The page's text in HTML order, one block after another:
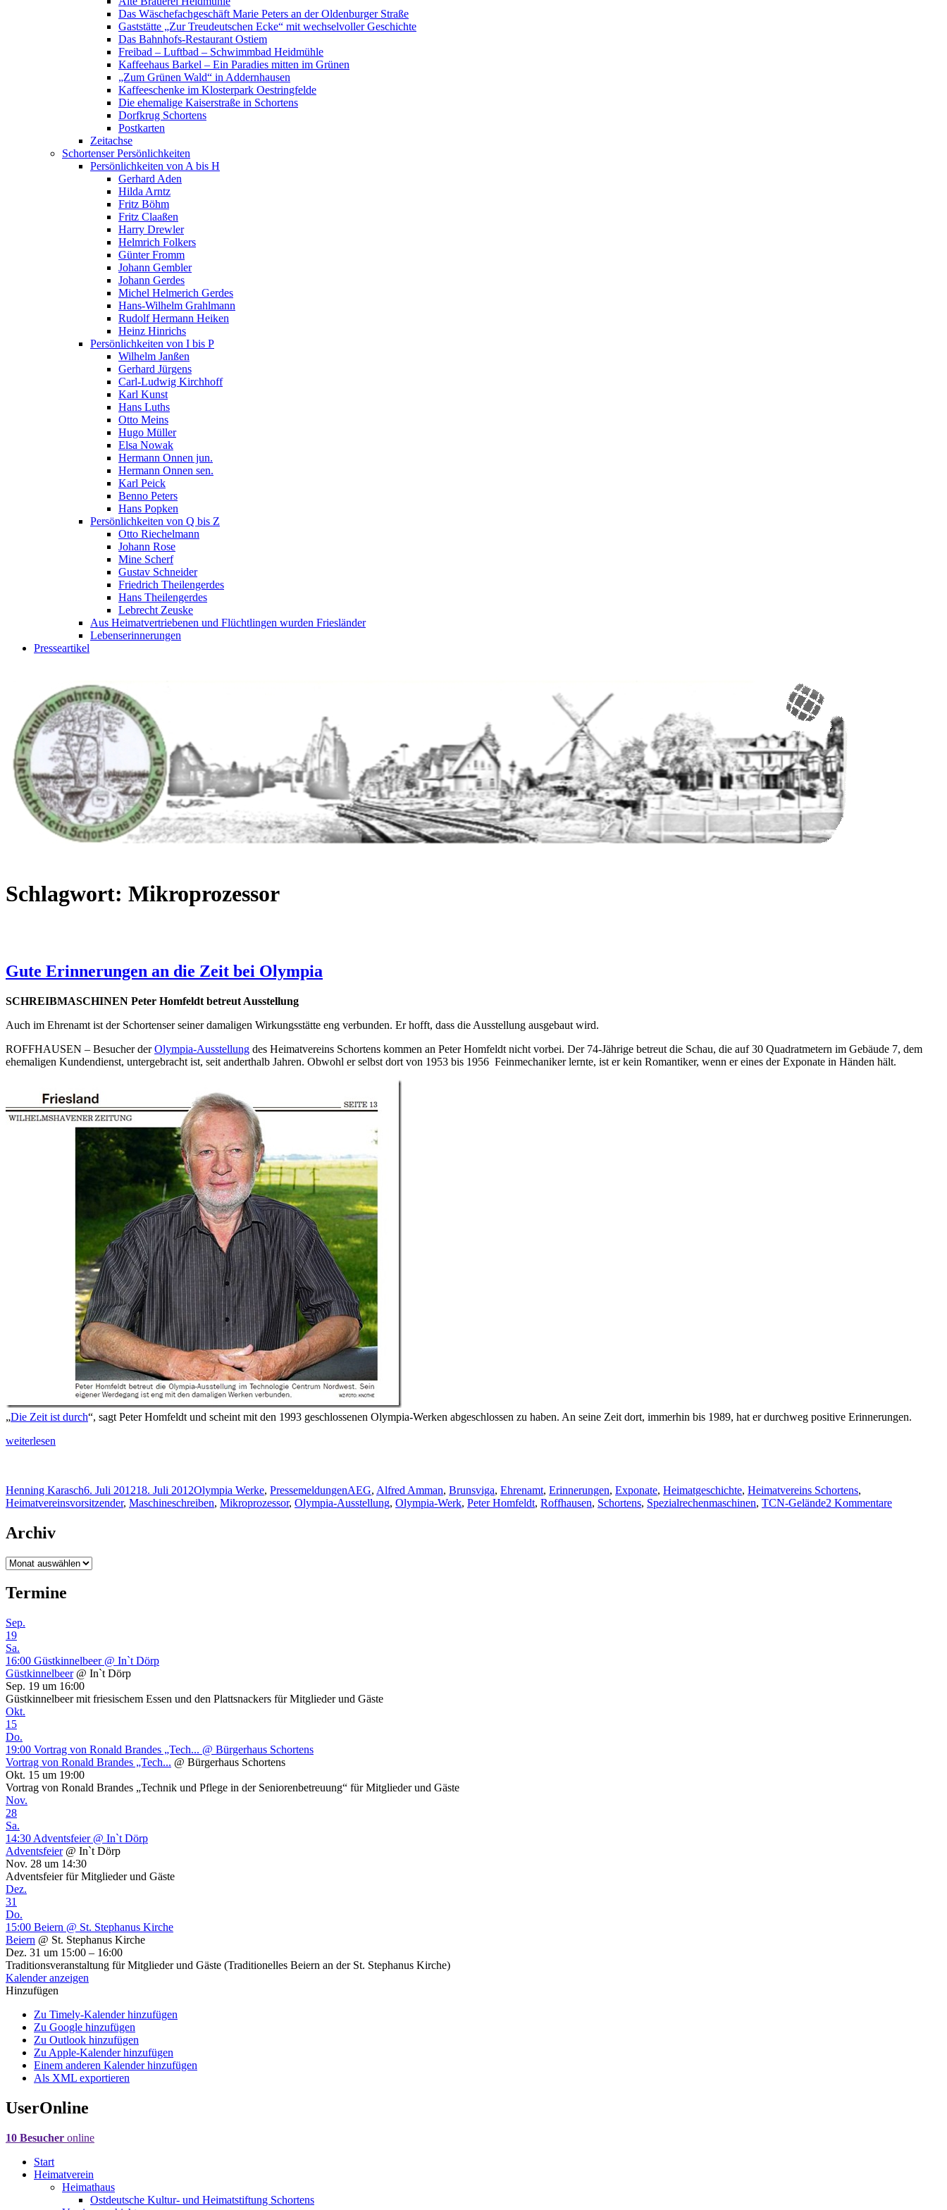
Das Wäschefachgeschäft Marie Peters an der Oldenburger Straße
Gaststätte „Zur Treudeutschen Ecke“ mit wechselvoller Geschichte
Das Bahnhofs-Restaurant Ostiem
Freibad – Luftbad – Schwimmbad Heidmühle
Kaffeehaus Barkel – Ein Paradies mitten im Grünen
„Zum Grünen Wald“ in Addernhausen
Kaffeeschenke im Klosterpark Oestringfelde
Die ehemalige Kaiserstraße in Schortens
Dorfkrug Schortens
Postkarten
Zeitachse
Schortenser Persönlichkeiten
Persönlichkeiten von A bis H
Gerhard Aden
Hilda Arntz
Fritz Böhm
Fritz Claaßen
Harry Drewler
Helmrich Folkers
Günter Fromm
Johann Gembler
Johann Gerdes
Michel Helmerich Gerdes
Hans-Wilhelm Grahlmann
Rudolf Hermann Heiken
Heinz Hinrichs
Persönlichkeiten von I bis P
Wilhelm Janßen
Gerhard Jürgens
Carl-Ludwig Kirchhoff
Karl Kunst
Hans Luths
Otto Meins
Hugo Müller
Elsa Nowak
Hermann Onnen jun.
Hermann Onnen sen.
Karl Peick
Benno Peters
Hans Popken
Persönlichkeiten von Q bis Z
Otto Riechelmann
Johann Rose
Mine Scherf
Gustav Schneider
Friedrich Theilengerdes
Hans Theilengerdes
Lebrecht Zeuske
Aus Heimatvertriebenen und Flüchtlingen wurden Friesländer
Lebenserinnerungen
Presseartikel
Schlagwort: Mikroprozessor
Gute Erinnerungen an die Zeit bei Olympia
SCHREIBMASCHINEN Peter Homfeldt betreut Ausstellung
Auch im Ehrenamt ist der Schortenser seiner damaligen Wirkungsstätte eng verbunden. Er hofft, dass die Ausstellung ausgebaut wird.
ROFFHAUSEN – Besucher derOlympia-Ausstellung des Heimatvereins Schortens kommen an Peter Homfeldt nicht vorbei. Der 74-Jährige betreut die Schau, die auf 30 Quadratmetern im Gebäude 7, dem
ehemaligen Kundendienst, untergebracht ist, seit anderthalb Jahren. Obwohl er selbst dort von 1953 bis 1956 Feinmechaniker lernte, ist er kein Romantiker, wenn er eines der Exponate in Händen hält.
„Die Zeit ist durch“, sagt Peter Homfeldt und scheint mit den 1993 geschlossenen Olympia-Werken abgeschlossen zu haben. An seine Zeit dort, immerhin bis 1989, hat er durchweg positive Erinnerungen.
„Gute
Zeit
bei
weiterlesen
Autor
Henning KaraschVeröffentlicht
am
6. Juli 201218. Juli 2012Kategorien
Olympia Werke, PressemeldungenSchlagwörter
AEG, Alfred Amman, Brunsviga, Ehrenamt, Erinnerungen, Exponate, Heimatgeschichte, Heimatvereins Schortens,
Heimatvereinsvorsitzender, Maschineschreiben, Mikroprozessor, Olympia-Ausstellung, Olympia-Werk, Peter Homfeldt, Roffhausen, Schortens, Spezialrechenmaschinen, TCN-Gelände2 Kommentarezu
Archiv
Archiv
Termine
Sep.
19
Sa.
16:00 Güstkinnelbeer @ In`t Dörp
Güstkinnelbeer @ In`t Dörp
Sep. 19 um 16:00
Güstkinnelbeer mit friesischem Essen und den Plattsnackers für Mitglieder und Gäste
Okt.
15
Do.
19:00 Vortrag von Ronald Brandes „Tech... @ Bürgerhaus Schortens
Vortrag von Ronald Brandes „Tech... @ Bürgerhaus Schortens
Okt. 15 um 19:00
Vortrag von Ronald Brandes „Technik und Pflege in der Seniorenbetreuung“ für Mitglieder und Gäste
Nov.
28
Sa.
14:30 Adventsfeier @ In`t Dörp
Adventsfeier @ In`t Dörp
Nov. 28 um 14:30
Adventsfeier für Mitglieder und Gäste
Dez.
31
Do.
15:00 Beiern @ St. Stephanus Kirche
Beiern @ St. Stephanus Kirche
Dez. 31 um 15:00 – 16:00
Traditionsveranstaltung für Mitglieder und Gäste (Traditionelles Beiern an der St. Stephanus Kirche)
Kalender anzeigen
Hinzufügen
Zu Timely-Kalender hinzufügen
Zu Google hinzufügen
Zu Outlook hinzufügen
Zu Apple-Kalender hinzufügen
Einem anderen Kalender hinzufügen
Als XML exportieren
UserOnline
10 Besucher online
Start
Heimatverein
Heimathaus
Ostdeutsche Kultur- und Heimatstiftung Schortens